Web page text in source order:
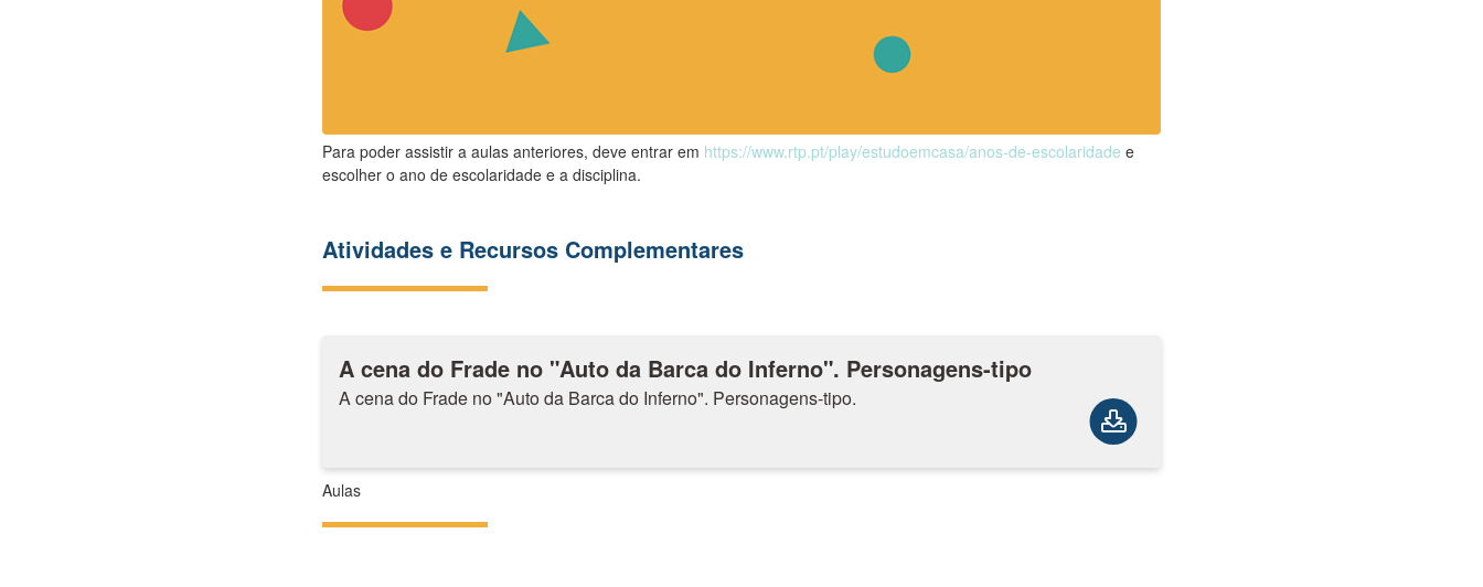
Para poder assistir a aulas anteriores, deve entrar em https://www.rtp.pt/play/estudoemcasa/anos-de-escolaridade e
escolher o ano de escolaridade e a disciplina.
Atividades e Recursos Complementares
A cena do Frade no "Auto da Barca do Inferno". Personagens-tipo
A cena do Frade no "Auto da Barca do Inferno". Personagens-tipo.
Aulas